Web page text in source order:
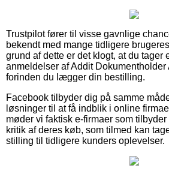
Trustpilot fører til visse gavnlige
bekendt med mange tidligere
grund af dette er det klogt, at du tager
anmeldelser af Addit Dokumentholder
forinden du lægger din bestilling.
Facebook tilbyder dig på samme
løsninger til at få indblik i online
møder vi faktisk e-firmaer som
kritik af deres køb, som tilmed kan
stilling til tidligere kunders oplevelser.